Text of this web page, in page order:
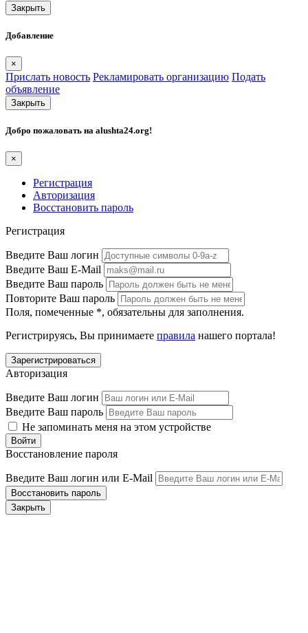
Закрыть
Добавление
×
Прислать новость Рекламировать организацию Подать
объявление
Закрыть
Добро пожаловать на alushta24.org!
×
Регистрация
Авторизация
Восстановить пароль
Регистрация
Введите Ваш логин
Введите Ваш E-Mail
Введите Ваш пароль
Повторите Ваш пароль
Поля, помеченные *, обязательны для заполнения.
Регистрируясь, Вы принимаете правила нашего портала!
Авторизация
Введите Ваш логин
Введите Ваш пароль
Не запоминать меня на этом устройстве
Восстановление пароля
Введите Ваш логин или E-Mail
Закрыть